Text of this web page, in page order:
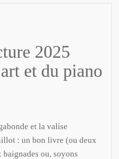
2025
et du piano
et la valise
: un bon livre (ou deux
ou, soyons